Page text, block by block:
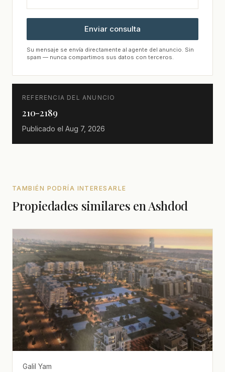
Enviar consulta
Su mensaje se envía directamente al agente del anuncio. Sin
spam — nunca compartimos sus datos con terceros.
REFERENCIA DEL ANUNCIO
210-2189
Publicado el Aug 7, 2026
TAMBIÉN PODRÍA INTERESARLE
Propiedades similares en Ashdod
Galil Yam